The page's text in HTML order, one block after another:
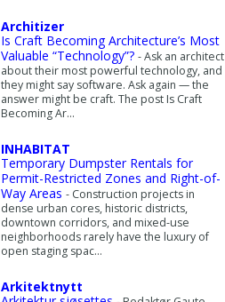
Architizer
Is Craft Becoming Architecture’s Most
Valuable “Technology”? -Ask an architect
about their most powerful technology, and
they might say software. Ask again — the
answer might be craft. The post Is Craft
Becoming Ar...
INHABITAT
Temporary Dumpster Rentals for
Permit-Restricted Zones and Right-of-
Way Areas - Construction projects in
dense urban cores, historic districts,
downtown corridors, and mixed-use
neighborhoods rarely have the luxury of
open staging spac...
Arkitektnytt